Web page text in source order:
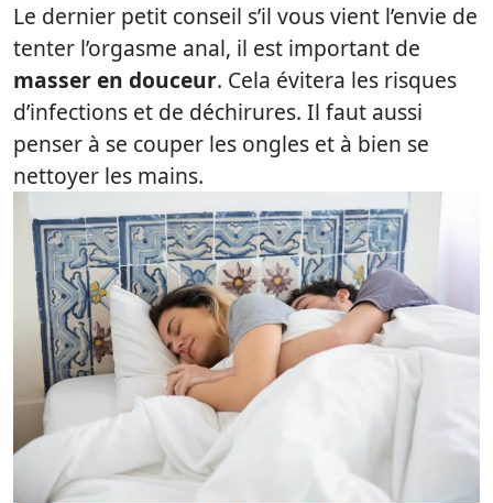
Le dernier petit conseil s’il vous vient l’envie de
tenter l’orgasme anal, il est important de
masser en douceur. Cela évitera les risques
d’infections et de déchirures. Il faut aussi
penser à se couper les ongles et à bien se
nettoyer les mains.